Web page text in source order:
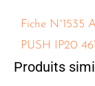
Fiche
PUSH IP20
Produits